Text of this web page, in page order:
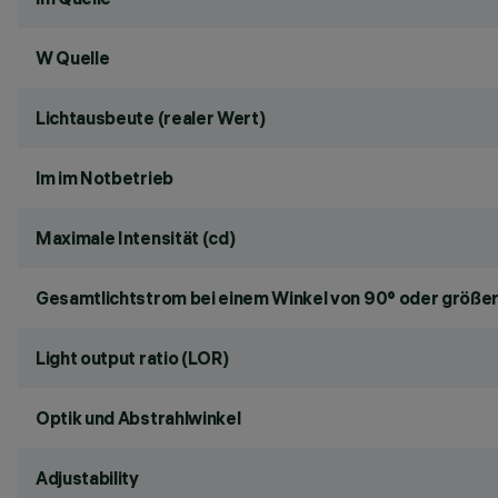
W Quelle
Lichtausbeute (realer Wert)
lm im Notbetrieb
Maximale Intensität (cd)
Gesamtlichtstrom bei einem Winkel von 90° oder
Light output ratio (LOR)
Optik und Abstrahlwinkel
Adjustability